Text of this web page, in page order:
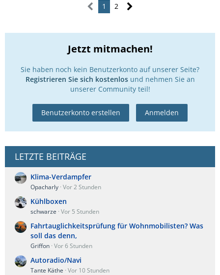
1 2
Jetzt mitmachen!
Sie haben noch kein Benutzerkonto auf unserer Seite?
Registrieren Sie sich kostenlosund nehmen Sie an
unserer Community teil!
Benutzerkonto erstellen Anmelden
LETZTE BEITRÄGE
Klima-Verdampfer
Opacharly Vor 2 Stunden
Kühlboxen
schwarze Vor 5 Stunden
Fahrtauglichkeitsprüfung für Wohnmobilisten? Was
soll das denn,
Griffon Vor 6 Stunden
Autoradio/Navi
Tante Käthe Vor 10 Stunden